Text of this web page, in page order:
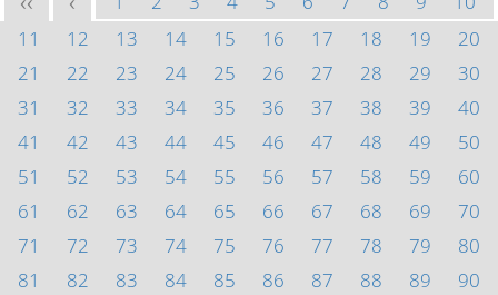
11
12 13 14 15 16 17 18 19
20
21
22 23 24 25 26 27 28 29
30
31
32 33 34 35 36 37 38 39
40
41
42 43 44 45 46 47 48 49
50
51
52 53 54 55 56 57 58 59
60
61
62 63 64 65 66 67 68 69
70
71
72 73 74 75 76 77 78 79
80
81
82 83 84 85 86 87 88 89
90